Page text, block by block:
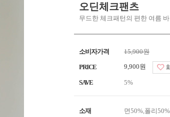
오딘체크팬츠
무드한 체크패턴의 편한 여름 바
소비자가격 15,900원
PRICE 9,900원
SAVE 5%
소재 면50%,폴리50%